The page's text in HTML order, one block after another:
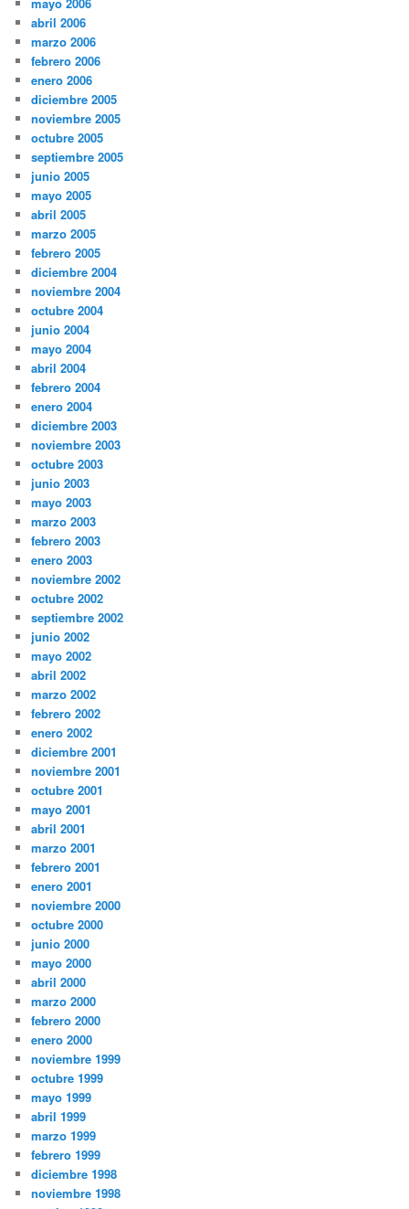
abril 2006
marzo 2006
febrero 2006
enero 2006
diciembre 2005
noviembre 2005
octubre 2005
septiembre 2005
junio 2005
mayo 2005
abril 2005
marzo 2005
febrero 2005
diciembre 2004
noviembre 2004
octubre 2004
junio 2004
mayo 2004
abril 2004
febrero 2004
enero 2004
diciembre 2003
noviembre 2003
octubre 2003
junio 2003
mayo 2003
marzo 2003
febrero 2003
enero 2003
noviembre 2002
octubre 2002
septiembre 2002
junio 2002
mayo 2002
abril 2002
marzo 2002
febrero 2002
enero 2002
diciembre 2001
noviembre 2001
octubre 2001
mayo 2001
abril 2001
marzo 2001
febrero 2001
enero 2001
noviembre 2000
octubre 2000
junio 2000
mayo 2000
abril 2000
marzo 2000
febrero 2000
enero 2000
noviembre 1999
octubre 1999
mayo 1999
abril 1999
marzo 1999
febrero 1999
diciembre 1998
noviembre 1998